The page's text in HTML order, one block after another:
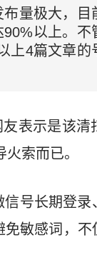
量极大，
以上。
上4篇文章
表示是该
索而已。
号长期登
敏感词，